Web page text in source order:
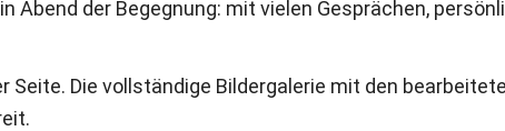
der Begegnung: mit vielen Gesprächen,
Seite. Die vollständige Bildergalerie mit den